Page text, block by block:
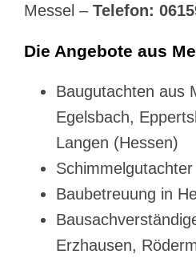
Messel – Telefon:
Die Angebote aus
Baugutachten aus
Egelsbach,
Langen (Hessen)
Baubetreuung in
Erzhausen,